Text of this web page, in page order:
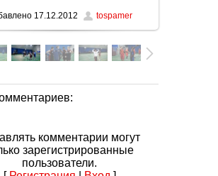
17.12.2012 tospamer
:
комментарии могут
зарегистрированные
пользователи.